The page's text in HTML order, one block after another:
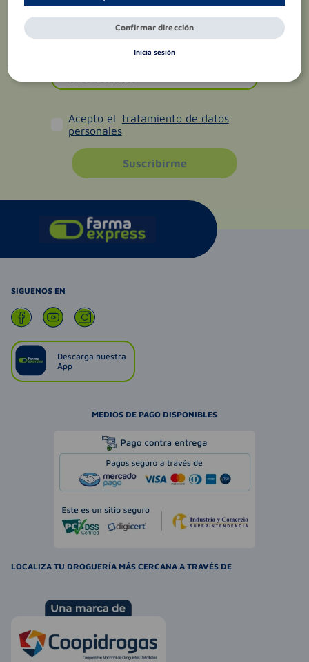
Acepto el tratamiento de datos
personales
Suscribirme
SIGUENOS EN
Descarga nuestra
App
MEDIOS DE PAGO DISPONIBLES
LOCALIZA TU DROGUERÍA MÁS CERCANA A TRAVÉS DE
Confirmar dirección
Inicia sesión